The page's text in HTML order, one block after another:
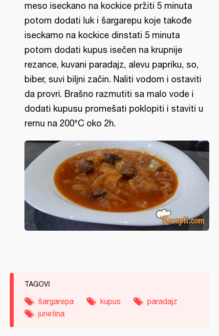
meso iseckano na kockice pržiti 5 minuta
potom dodati luk i šargarepu koje takođe
iseckamo na kockice dinstati 5 minuta
potom dodati kupus isečen na krupnije
rezance, kuvani paradajz, alevu papriku, so,
biber, suvi biljni začin. Naliti vodom i ostaviti
da provri. Brašno razmutiti sa malo vode i
dodati kupusu promešati poklopiti i staviti u
rernu na 200°C oko 2h.
TAGOVI
šargarepa kupus
paradajz
junetina